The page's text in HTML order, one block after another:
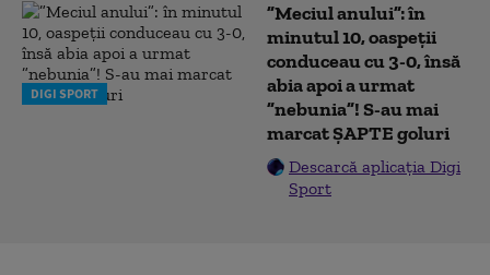
DIGI SPORT
”Meciul anului”: în
minutul 10, oaspeții
conduceau cu 3-0, însă
abia apoi a urmat
”nebunia”! S-au mai
marcat ȘAPTE goluri
Descarcă aplicația Digi
Sport